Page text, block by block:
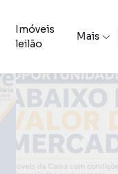
Imóveis
leilão
Mais